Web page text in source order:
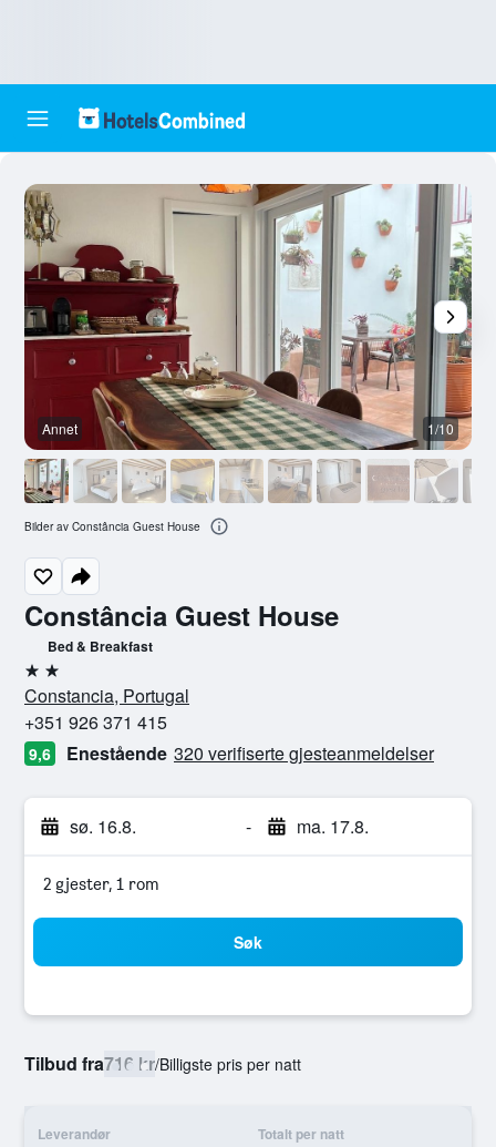
Constância Guest House
Bed & Breakfast
2 stjerner
Constancia, Portugal
+351 926 371 415
9,6 Enestående 320 verifiserte gjesteanmeldelser
sø. 16.8. - ma. 17.8.
2 gjester, 1 rom
Søk
Tilbud fra716 kr/Billigste pris per natt
Leverandør Totalt per natt
Annet 1/10
Bilder av Constância Guest House